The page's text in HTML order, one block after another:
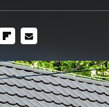
MAIL